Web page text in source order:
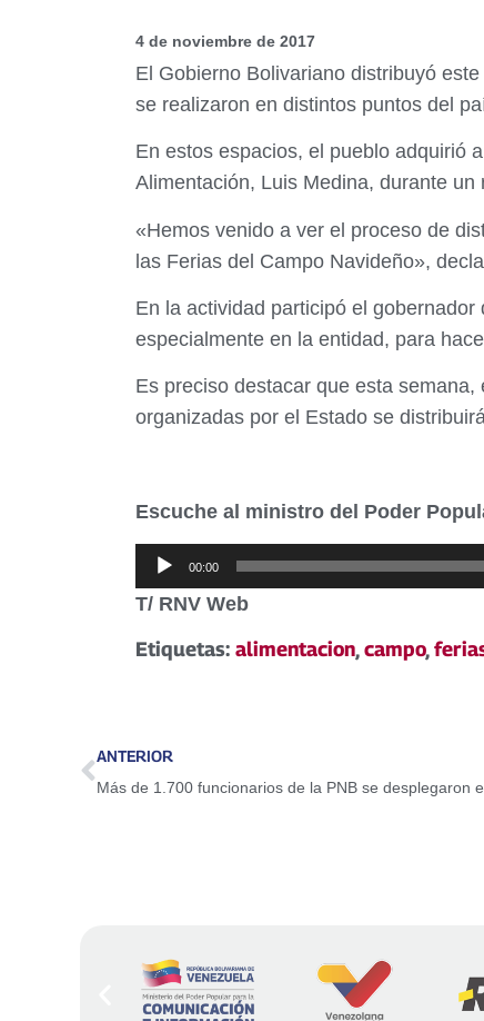
4 de noviembre de 2017
El Gobierno Bolivariano distribuyó
se realizaron en distintos puntos del
En estos espacios, el pueblo adquirió
Alimentación, Luis Medina, durante
«Hemos venido a ver el proceso de
las Ferias del Campo Navideño»,
En la actividad participó el
especialmente en la entidad, para
Es preciso destacar que esta
organizadas por el Estado se
Escuche al ministro del Poder
Reproductor
de
00:00
T/ RNV Web
Etiquetas: alimentacion,campo,
ANTERIOR
Más de 1.700 funcionarios de la PNB se desplegaron